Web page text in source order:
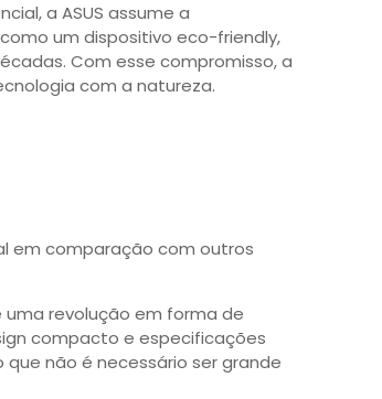
a ASUS assume a
um dispositivo eco-friendly,
Com esse compromisso, a
com a natureza.
em comparação com outros
uma revolução em forma de
compacto e especificações
não é necessário ser grande